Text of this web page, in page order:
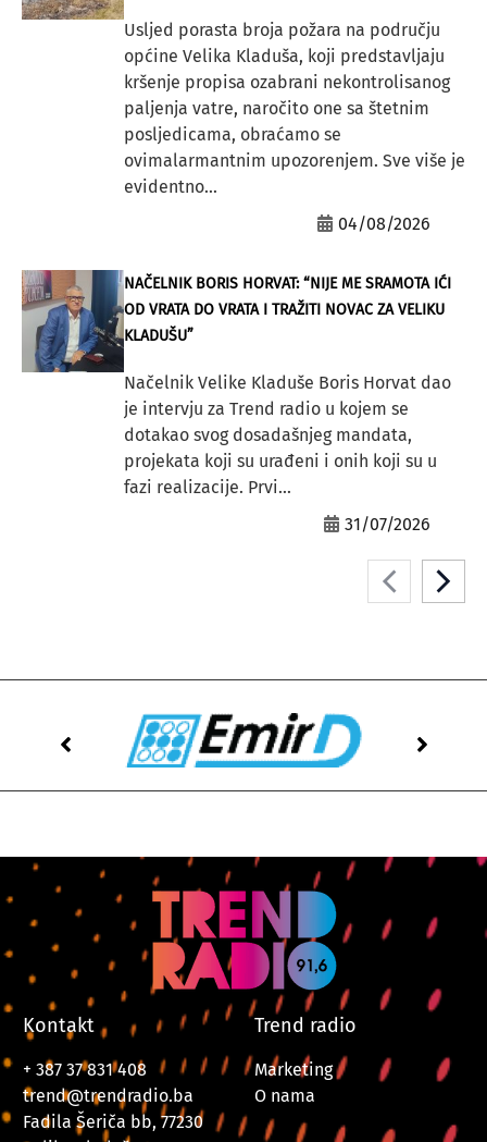
Usljed porasta broja požara na području
općine Velika Kladuša, koji predstavljaju
kršenje propisa ozabrani nekontrolisanog
paljenja vatre, naročito one sa štetnim
posljedicama, obraćamo se
ovimalarmantnim upozorenjem. Sve više je
evidentno...
04/08/2026
NAČELNIK BORIS HORVAT: “NIJE ME SRAMOTA IĆI
OD VRATA DO VRATA I TRAŽITI NOVAC ZA VELIKU
KLADUŠU”
Načelnik Velike Kladuše Boris Horvat dao
je intervju za Trend radio u kojem se
dotakao svog dosadašnjeg mandata,
projekata koji su urađeni i onih koji su u
fazi realizacije. Prvi...
31/07/2026
Kontakt
+ 387 37 831 408
trend@trendradio.ba
Fadila Šeriča bb, 77230
Trend radio
Marketing
O nama